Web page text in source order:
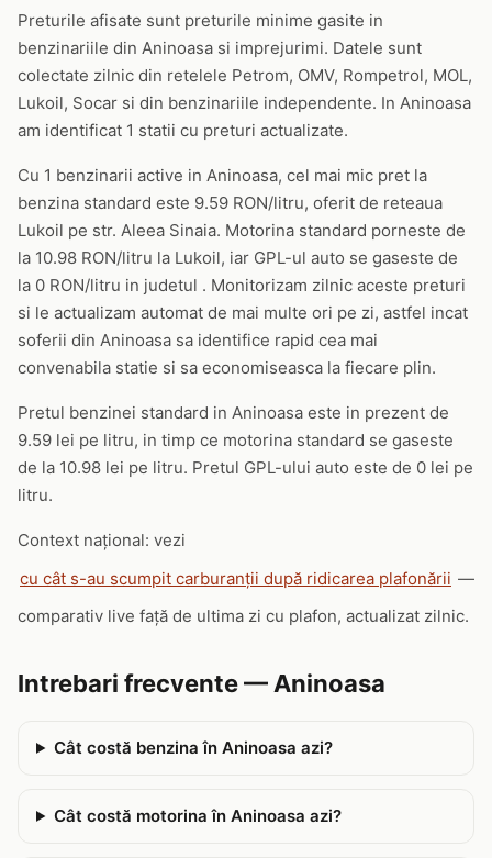
Preturile afisate sunt preturile minime gasite in
benzinariile din Aninoasa si imprejurimi. Datele sunt
colectate zilnic din retelele Petrom, OMV, Rompetrol, MOL,
Lukoil, Socar si din benzinariile independente. In Aninoasa
am identificat 1 statii cu preturi actualizate.
Cu 1 benzinarii active in Aninoasa, cel mai mic pret la
benzina standard este 9.59 RON/litru, oferit de reteaua
Lukoil pe str. Aleea Sinaia. Motorina standard porneste de
la 10.98 RON/litru la Lukoil, iar GPL-ul auto se gaseste de
la 0 RON/litru in judetul . Monitorizam zilnic aceste preturi
si le actualizam automat de mai multe ori pe zi, astfel incat
soferii din Aninoasa sa identifice rapid cea mai
convenabila statie si sa economiseasca la fiecare plin.
Pretul benzinei standard in Aninoasa este in prezent de
9.59 lei pe litru, in timp ce motorina standard se gaseste
de la 10.98 lei pe litru. Pretul GPL-ului auto este de 0 lei pe
litru.
Context național: vezi
cu cât s-au scumpit carburanții după ridicarea plafonării —
comparativ live față de ultima zi cu plafon, actualizat zilnic.
Intrebari frecvente — Aninoasa
Cât costă benzina în Aninoasa azi?
Cât costă motorina în Aninoasa azi?